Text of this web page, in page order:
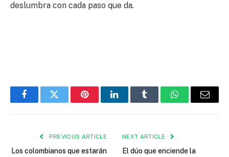
deslumbra con cada paso que da.
FacebookTwitter PinterestLinkedInTumblr WhatsAppEmail
PREVIOUS ARTICLE
Los colombianos que estarán
NEXT ARTICLE
El dúo que enciende la